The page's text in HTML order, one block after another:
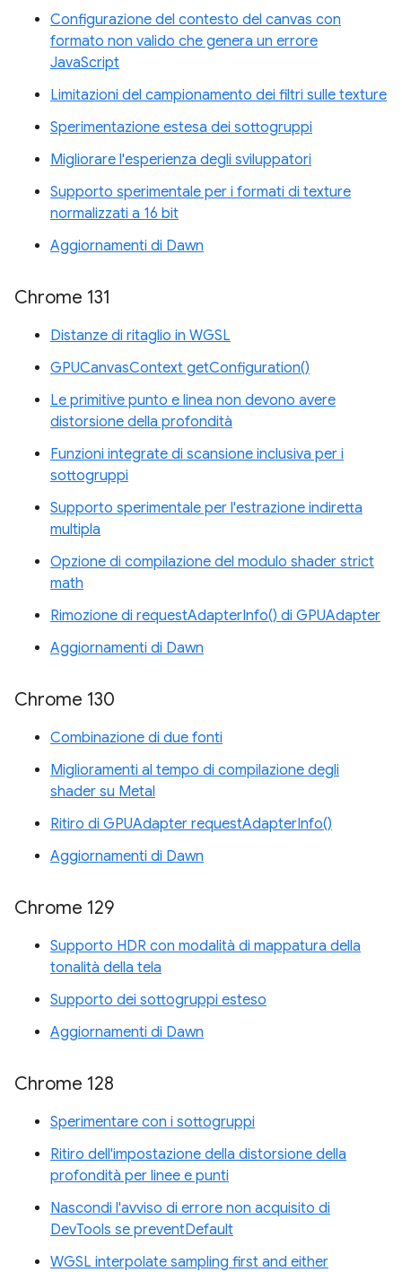
Configurazione del contesto del canvas con
formato non valido che genera un errore
JavaScript
Limitazioni del campionamento dei filtri sulle texture
Sperimentazione estesa dei sottogruppi
Migliorare l'esperienza degli sviluppatori
Supporto sperimentale per i formati di texture
normalizzati a 16 bit
Aggiornamenti di Dawn
Chrome 131
Distanze di ritaglio in WGSL
GPUCanvasContext getConfiguration()
Le primitive punto e linea non devono avere
distorsione della profondità
Funzioni integrate di scansione inclusiva per i
sottogruppi
Supporto sperimentale per l'estrazione indiretta
multipla
Opzione di compilazione del modulo shader strict
math
Rimozione di requestAdapterInfo() di GPUAdapter
Aggiornamenti di Dawn
Chrome 130
Combinazione di due fonti
Miglioramenti al tempo di compilazione degli
shader su Metal
Ritiro di GPUAdapter requestAdapterInfo()
Aggiornamenti di Dawn
Chrome 129
Supporto HDR con modalità di mappatura della
tonalità della tela
Supporto dei sottogruppi esteso
Aggiornamenti di Dawn
Chrome 128
Sperimentare con i sottogruppi
Ritiro dell'impostazione della distorsione della
profondità per linee e punti
Nascondi l'avviso di errore non acquisito di
DevTools se preventDefault
WGSL interpolate sampling first and either